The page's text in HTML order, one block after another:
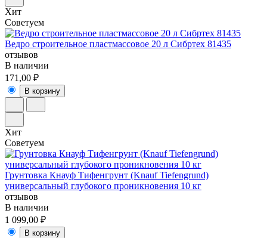
Хит
Советуем
Ведро строительное пластмассовое 20 л Сибртех 81435
отзывов
В наличии
171,00 ₽
В корзину
Хит
Советуем
Грунтовка Кнауф Тифенгрунт (Knauf Tiefengrund)
универсальный глубокого проникновения 10 кг
отзывов
В наличии
1 099,00 ₽
В корзину